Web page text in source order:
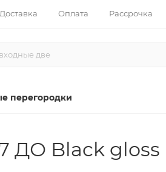
Доставка Оплата Рассрочка
перегородки
ДО Black gloss